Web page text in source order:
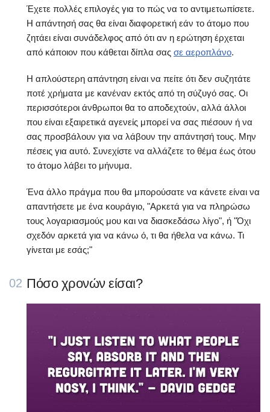
Έχετε πολλές επιλογές για το πώς να το αντιμετωπίσετε.
Η απάντησή σας θα είναι διαφορετική εάν το άτομο που
ζητάει είναι συνάδελφος από ότι αν η ερώτηση έρχεται
από κάποιον που κάθεται δίπλα σας σε αεροπλάνο.
Η απλούστερη απάντηση είναι να πείτε ότι δεν συζητάτε
ποτέ χρήματα με κανέναν εκτός από τη σύζυγό σας. Οι
περισσότεροι άνθρωποι θα το αποδεχτούν, αλλά άλλοι
που είναι εξαιρετικά αγενείς μπορεί να σας πιέσουν ή να
σας προσβάλουν για να λάβουν την απάντησή τους. Μην
πέσεις για αυτό. Συνεχίστε να αλλάζετε το θέμα έως ότου
το άτομο λάβει το μήνυμα.
Ένα άλλο πράγμα που θα μπορούσατε να κάνετε είναι να
απαντήσετε με ένα κουράγιο, "Αρκετά για να πληρώσω
τους λογαριασμούς μου και να διασκεδάσω λίγο", ή "Όχι
σχεδόν αρκετά για να κάνω ό, τι θα ήθελα να κάνω. Τι
γίνεται με εσάς;"
02 Πόσο χρονών είσαι?